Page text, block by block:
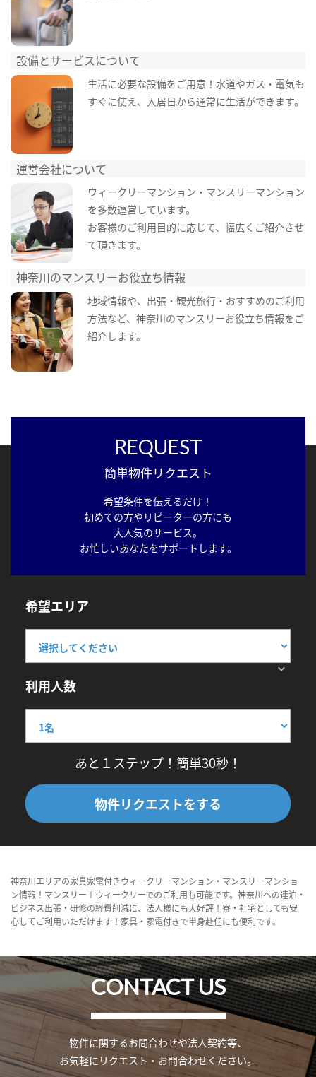
設備とサービスについて
生活に必要な設備をご用意！水道やガス・電気も
すぐに使え、入居日から通常に生活ができます。
運営会社について
ウィークリーマンション・マンスリーマンション
を多数運営しています。
お客様のご利用目的に応じて、幅広くご紹介させ
て頂きます。
神奈川のマンスリーお役立ち情報
地域情報や、出張・観光旅行・おすすめのご利用
方法など、神奈川のマンスリーお役立ち情報をご
紹介します。
REQUEST
簡単物件リクエスト
希望条件を伝えるだけ！
初めての方やリピーターの方にも
大人気のサービス。
お忙しいあなたをサポートします。
希望エリア
利用人数
あと１ステップ！簡単30秒！
物件リクエストをする
神奈川エリアの家具家電付きウィークリーマンション・マンスリーマンショ
ン情報！マンスリー＋ウィークリーでのご利用も可能です。神奈川への連泊・
ビジネス出張・研修の経費削減に、法人様にも大好評！寮・社宅としても安
心してご利用いただけます！家具・家電付きで単身赴任にも便利です。
CONTACT US
物件に関するお問合わせや法人契約等、
お気軽にリクエスト・お問合わせください。